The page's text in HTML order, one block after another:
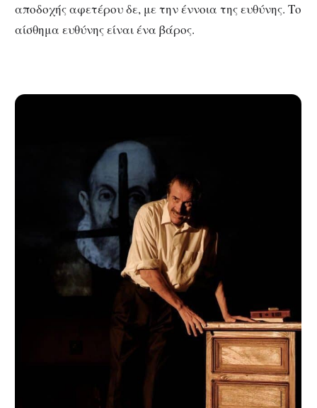
αποδοχής αφετέρου δε, με την έννοια της ευθύνης. Το
αίσθημα ευθύνης είναι ένα βάρος.